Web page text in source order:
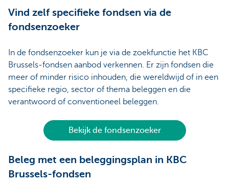
Vind zelf specifieke fondsen via de
fondsenzoeker
In de fondsenzoeker kun je via de zoekfunctie het KBC
Brussels-fondsen aanbod verkennen. Er zijn fondsen die
meer of minder risico inhouden, die wereldwijd of in een
specifieke regio, sector of thema beleggen en die
verantwoord of conventioneel beleggen.
Bekijk de fondsenzoeker
Beleg met een beleggingsplan in KBC
Brussels-fondsen